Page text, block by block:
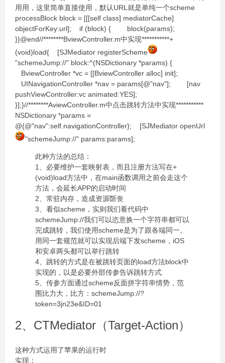
用用，这里简单直接使用，默认URL就是单纯一个scheme
processBlock block = [[[self class] mediatorCache]
objectForKey:url]; if (block) { block(params);
}}@end//********BviewController.m中实现***********+
(void)load{ [SJMediator registerScheme
"schemeJump://" block:^(NSDictionary *params) {
BviewController *vc = [[BviewController alloc] init];
UINavigationController *nav = params[@"nav"]; [nav
pushViewController:vc animated:YES];
}];}//********AviewController.m中点击跳转方法中实现***********
NSDictionary *params =
@{@"nav":self.navigationController}; [SJMediator openUrl
"schemeJump://" params:params];
此种方法的总结：
1、必要维护一套映射表，而且注册方法写在+
(void)load方法中，在main函数调用之前会走这个
方法，会延长APP的启动时间
2、常驻内存，造成资源斲丧
3、看似scheme，实则我们看代码中
schemeJump://我们可以恣意换一个字符串都可以
完成跳转，我们使用scheme是为了跟各端同一。
用同一套规范就可以实现后端下发scheme，iOS
和安卓两头都可以举行跳转
4、跳转的方式是在被跳转页面的load方法block中
实现的，以是必要外部传参告诉跳转方式
5、传参方面通过scheme反面拼字符串情势，范
围比力大，比方：schemeJump://?
token=3jn23e&ID=01
2、CTMediator（Target-Action）
这种方式运用了苹果的运行时
实现：